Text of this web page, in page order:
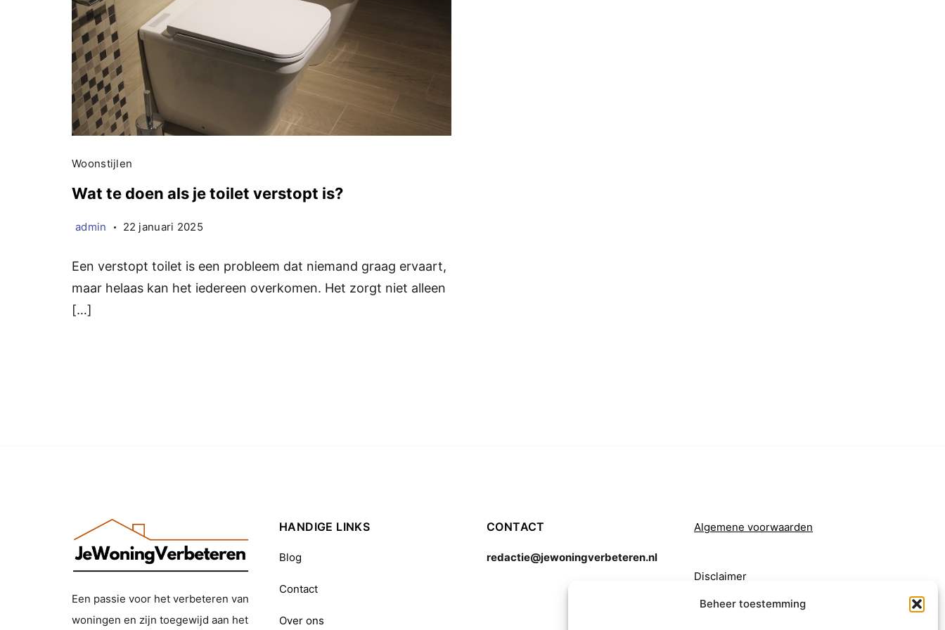
Beheer toestemming
Woonstijlen
Wat te doen als je toilet verstopt is?
admin 22 januari 2025
Een verstopt toilet is een probleem dat niemand graag ervaart,
maar helaas kan het iedereen overkomen. Het zorgt niet alleen
[…]
Een passie voor het verbeteren van
woningen en zijn toegewijd aan het
HANDIGE LINKS
Blog
Contact
Over ons
CONTACT
redactie@jewoningverbeteren.nl
Algemene voorwaarden
Disclaimer